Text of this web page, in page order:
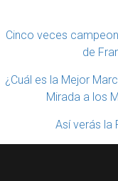
Cinco veces
de
¿Cuál es la Mejor
Mirada a los
Así verás la